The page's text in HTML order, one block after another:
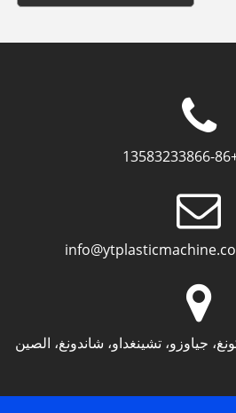
+86-
جياوزو، تشينغداو، شاندونغ، الصين